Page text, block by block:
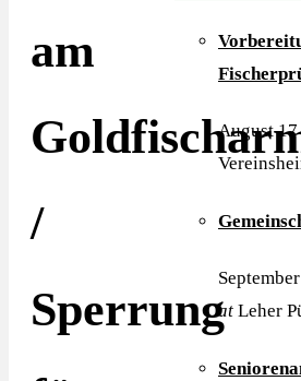
am
/
Sperrung
August
at Leher